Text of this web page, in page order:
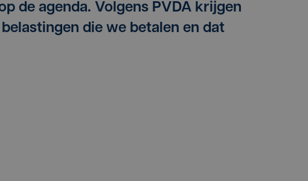
de agenda. Volgens PVDA krijgen
die we betalen en dat